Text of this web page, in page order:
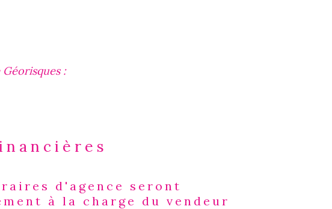
:
Valeursd'agence seront
à la charge du vendeur